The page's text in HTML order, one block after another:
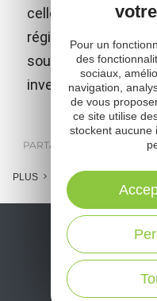
celle des arts et
région et celle de
sous-marine, en
inventeurs du
PARTAGER : E-MAIL
PLUS
Pour un
des
sociaux,
navigation,
de vous
ce site utilise
stockent aucune